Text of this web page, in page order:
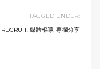
TAGGED UNDER:
RECRUIT, 媒體報導, 專欄分享